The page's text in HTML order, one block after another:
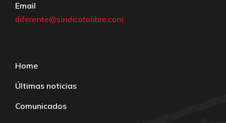
Email
diferente@sindicatolibre.com
Home
Últimas noticias
Comunicados